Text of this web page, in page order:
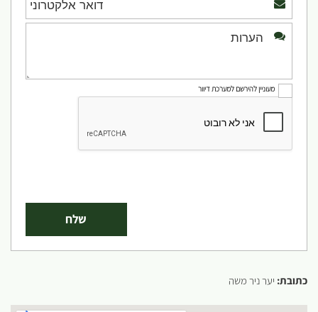
מעוניין להירשם למערכת דיוור
כתובת: יער ניר משה